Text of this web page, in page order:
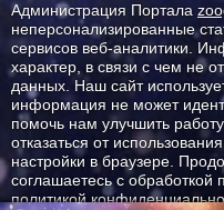
Администрация Портала
неперсонализированные
сервисов веб-аналитики.
характер, в связи с чем не
данных. Наш сайт
информация не может
помочь нам улучшить
отказаться от
настройки в браузере.
соглашаетесь с обработкой
политикой